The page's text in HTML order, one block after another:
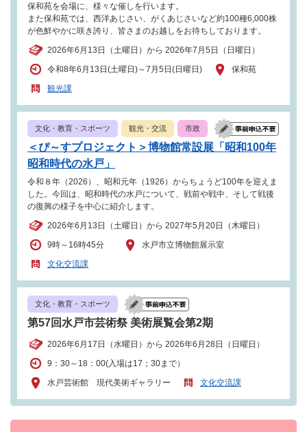
保和苑を会場に、様々な催しを行います。
また保和苑では、西洋あじさい、がくあじさいなど約100種6,000株
が色鮮やかに咲き誇り、皆さまのお越しをお待ちしております。
2026年6月13日（土曜日）から 2026年7月5日（日曜日）
令和8年6月13日(土曜日)～7月5日(日曜日)
保和苑
観光課
文化・教育・スポーツ 観光・交流 市政
＜ぴ～すプロジェクト＞博物館常設展「昭和100年
昭和時代の水戸」
令和８年（2026）、昭和元年（1926）からちょうど100年を迎えま
した。今回は、昭和時代の水戸について、戦前や戦中、そして戦後
の復興の様子を中心に紹介します。
2026年6月13日（土曜日）から 2027年5月20日（木曜日）
9時～16時45分
水戸市立博物館展示室
文化交流課
文化・教育・スポーツ
第57回水戸市芸術祭 美術展覧会第2期
2026年6月17日（水曜日）から 2026年6月28日（日曜日）
9：30～18：00(入場は17；30まで）
水戸芸術館 現代美術ギャラリー
文化交流課